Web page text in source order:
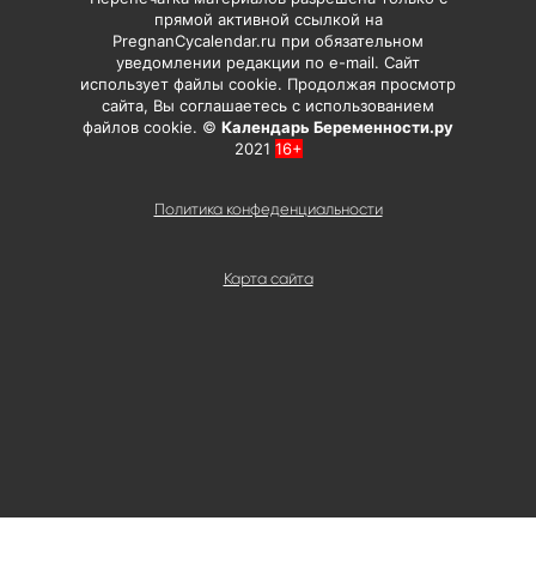
Карта сайта
прямой активной ссылкой на
PregnanCycalendar.ru при обязательном
уведомлении редакции по e-mail. Сайт
использует файлы cookie. Продолжая просмотр
сайта, Вы соглашаетесь с использованием
файлов cookie. © Календарь Беременности.ру
2021 16+
Политика конфеденциальности